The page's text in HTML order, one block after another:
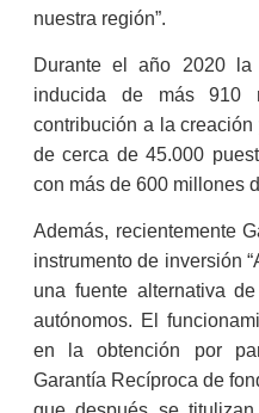
nuestra región”.
Durante el año 2020 la
inducida de más 910
contribución a la
de cerca de 45.000
con más de 600 millones
Además, recientemente
instrumento de inversión
una fuente alternativa
autónomos. El
en la obtención por
Garantía Recíproca de